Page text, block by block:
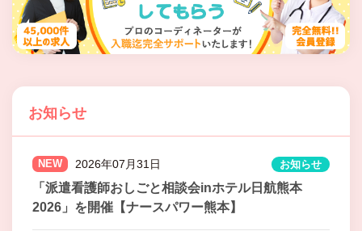
お知らせ
NEW 2026年07月31日 お知らせ
「派遣看護師おしごと相談会inホテル日航熊本
2026」を開催【ナースパワー熊本】